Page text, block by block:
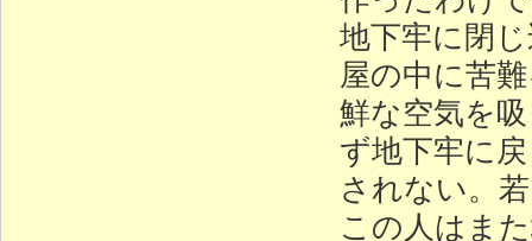
地下牢に閉
屋の中に苦
鮮な空気を
ず地下牢に
されない。
この人はま